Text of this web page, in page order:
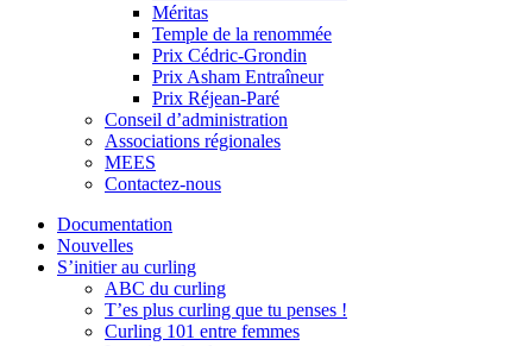
Méritas
Temple de la renommée
Prix Cédric-Grondin
Prix Asham Entraîneur
Prix Réjean-Paré
Conseil d’administration
Associations régionales
MEES
Contactez-nous
Documentation
Nouvelles
S’initier au curling
ABC du curling
T’es plus curling que tu penses !
Curling 101 entre femmes